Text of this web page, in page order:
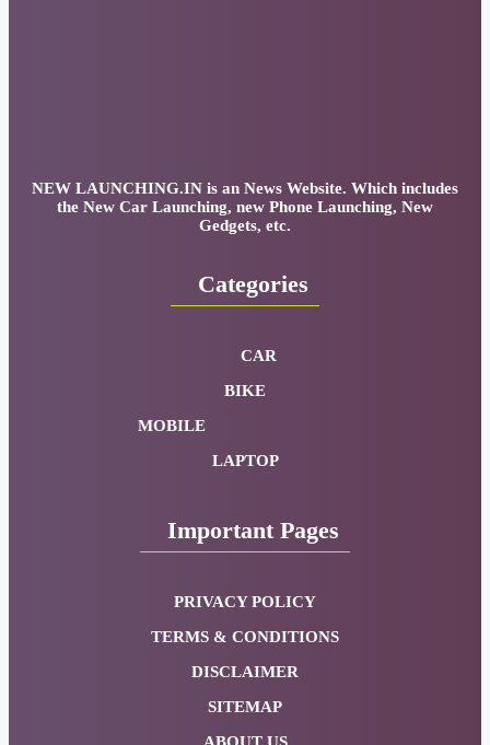
Except
for These
NEW LAUNCHING.INis an News Website. Which includes
Gedgets, etc.
Categories